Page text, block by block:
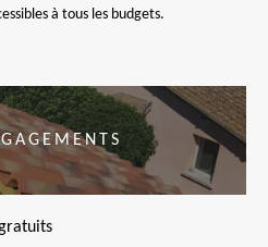
à tous les budgets.